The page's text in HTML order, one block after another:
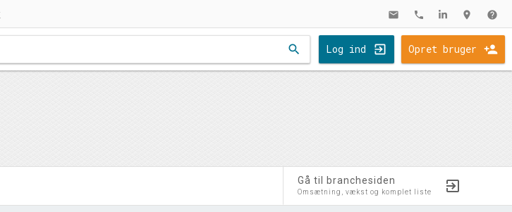
mail phone location_on help
search Log ind Opret bruger
Gå til branchesiden
Omsætning, vækst og komplet liste